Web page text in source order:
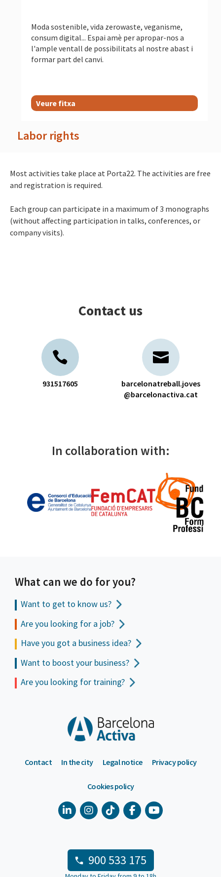
Moda sostenible, vida zerowaste, veganisme,
consum digital... Espai amè per apropar-nos a
l'ample ventall de possibilitats al nostre abast i
formar part del canvi.
Veure fitxa
Labor rights
Most activities take place at Porta22. The activities are free
and registration is required.
Each group can participate in a maximum of 3 monographs
(without affecting participation in talks, conferences, or
company visits).
Contact us
931517605
barcelonatreball.joves
@barcelonactiva.cat
In collaboration with:
What can we do for you?
Want to get to know us?
Are you looking for a job?
Have you got a business idea?
Want to boost your business?
Are you looking for training?
Contact In the city Legal notice Privacy policy
Cookies policy
900 533 175